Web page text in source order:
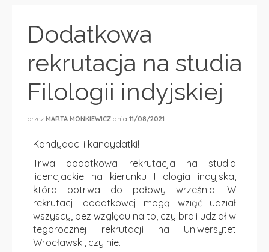
Dodatkowa
rekrutacja na studia
Filologii indyjskiej
przez MARTA MONKIEWICZ dnia 11/08/2021
Kandydaci i kandydatki!
Trwa dodatkowa rekrutacja na studia
licencjackie na kierunku Filologia indyjska,
która potrwa do połowy września. W
rekrutacji dodatkowej mogą wziąć udział
wszyscy, bez względu na to, czy brali udział w
tegorocznej rekrutacji na Uniwersytet
Wrocławski, czy nie.